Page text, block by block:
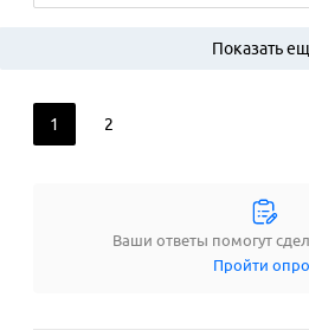
1 2
Показать
Ваши ответы помогут
Пройти